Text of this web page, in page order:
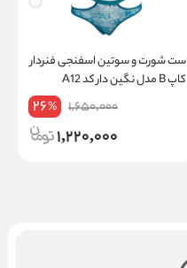
ست شورت و سوتین اسفنجی فنردار
کاپ B مدل نگین دار کد A12
1,650,000
26%
1,220,000